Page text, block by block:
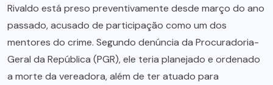
Rivaldo está preso preventivamente desde março do ano
passado, acusado de participação como um dos
mentores do crime. Segundo denúncia da Procuradoria-
Geral da República (PGR), ele teria planejado e ordenado
a morte da vereadora, além de ter atuado para